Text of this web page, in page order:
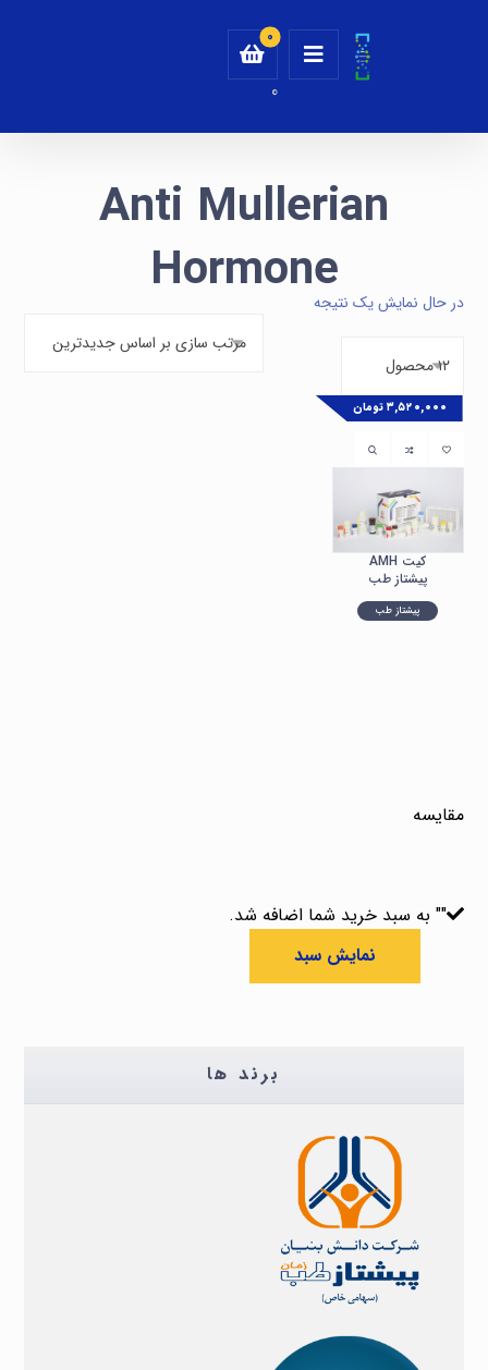
0
Anti Mullerian
Hormoneدر حال نمایش یک نتیجه
کیت AMH
پیشتاز طب
پیشتاز طب
۳,۵۲۰,۰۰۰ تومان
مقایسه
"" به سبد خرید شما اضافه شد.
نمایش سبد
برند ها